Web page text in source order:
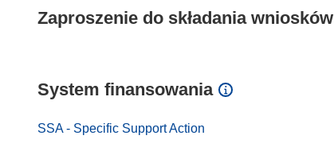
Zaproszenie do składania wniosków
System finansowania
SSA - Specific Support Action